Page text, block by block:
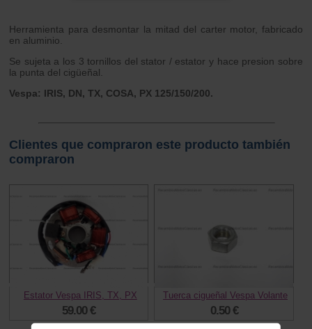
Herramienta para desmontar la mitad del carter motor, fabricado
en aluminio.
Se sujeta a los 3 tornillos del stator / estator y hace presion sobre
la punta del cigüeñal.
Vespa: IRIS, DN, TX, COSA, PX 125/150/200.
Clientes que compraron este producto también
compraron
Estator Vespa IRIS, TX, PX
59.00 €
Tuerca cigueñal Vespa Volante
0.50 €